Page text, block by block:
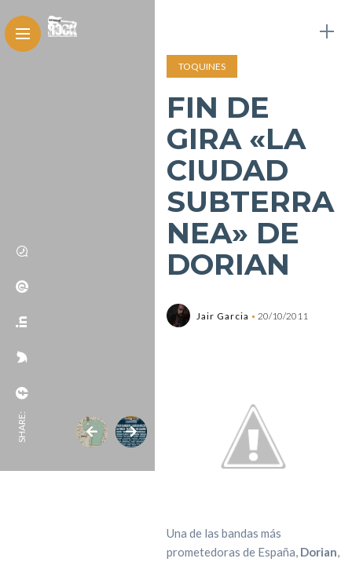
SHARE:
TOQUINES
FIN DE
GIRA «LA
CIUDAD
SUBTERRA
NEA» DE
DORIAN
Jair Garcia 20/10/2011
Una de las bandas más
prometedoras de España, Dorian,